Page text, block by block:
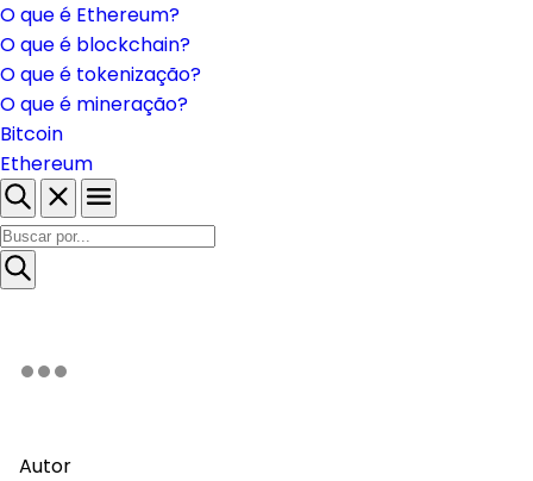
O que é Ethereum?
O que é blockchain?
O que é tokenização?
O que é mineração?
Bitcoin
Ethereum
Autor